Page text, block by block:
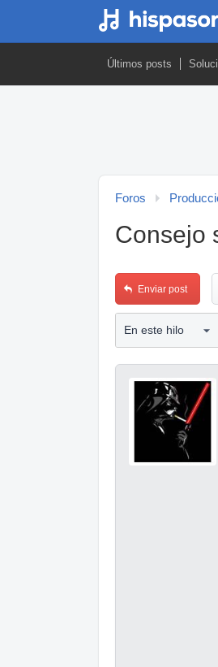
Últimos posts
Foros
Consejo
Enviar post